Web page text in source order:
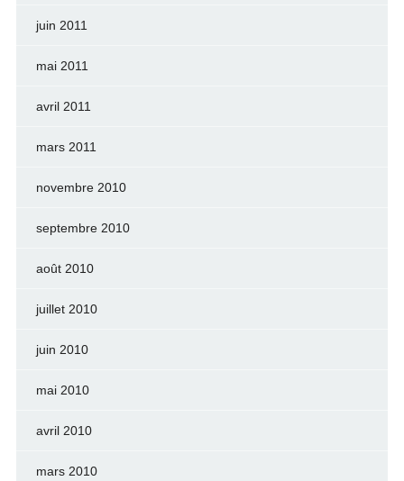
juin 2011
mai 2011
avril 2011
mars 2011
novembre 2010
septembre 2010
août 2010
juillet 2010
juin 2010
mai 2010
avril 2010
mars 2010